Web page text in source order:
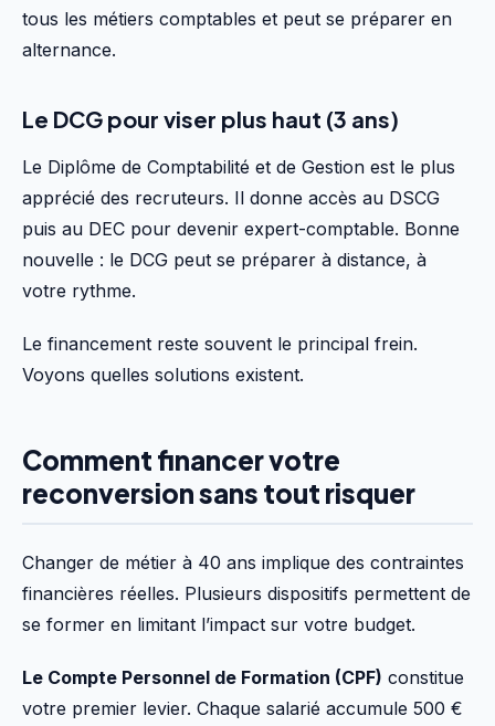
tous les métiers comptables et peut se préparer en
alternance.
Le DCG pour viser plus haut (3 ans)
Le Diplôme de Comptabilité et de Gestion est le plus
apprécié des recruteurs. Il donne accès au DSCG
puis au DEC pour devenir expert-comptable. Bonne
nouvelle : le DCG peut se préparer à distance, à
votre rythme.
Le financement reste souvent le principal frein.
Voyons quelles solutions existent.
Comment financer votre
reconversion sans tout risquer
Changer de métier à 40 ans implique des contraintes
financières réelles. Plusieurs dispositifs permettent de
se former en limitant l’impact sur votre budget.
Le Compte Personnel de Formation (CPF) constitue
votre premier levier. Chaque salarié accumule 500 €